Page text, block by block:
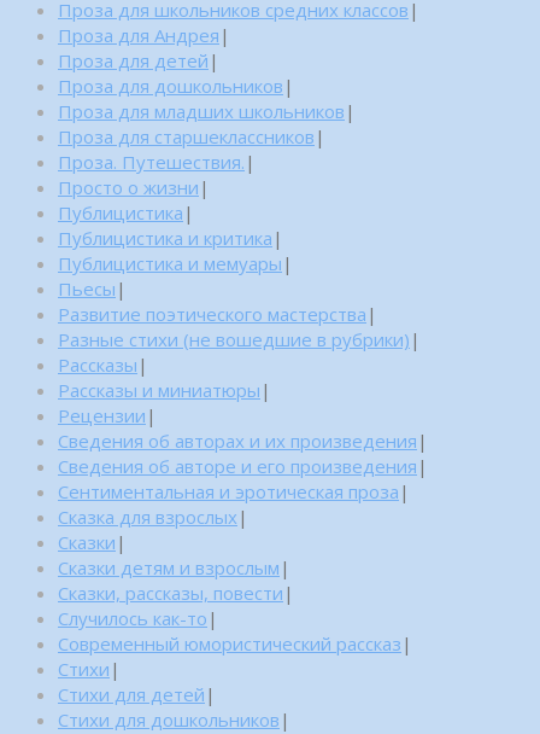
Проза для школьников средних классов |
Проза для Андрея |
Проза для детей |
Проза для дошкольников |
Проза для младших школьников |
Проза для старшеклассников |
Проза. Путешествия. |
Просто о жизни |
Публицистика |
Публицистика и критика |
Публицистика и мемуары |
Пьесы |
Развитие поэтического мастерства |
Разные стихи (не вошедшие в рубрики) |
Рассказы |
Рассказы и миниатюры |
Рецензии |
Сведения об авторах и их произведения |
Сведения об авторе и его произведения |
Сентиментальная и эротическая проза |
Сказка для взрослых |
Сказки |
Сказки детям и взрослым |
Сказки, рассказы, повести |
Случилось как-то |
Современный юмористический рассказ |
Стихи |
Стихи для детей |
Стихи для дошкольников |